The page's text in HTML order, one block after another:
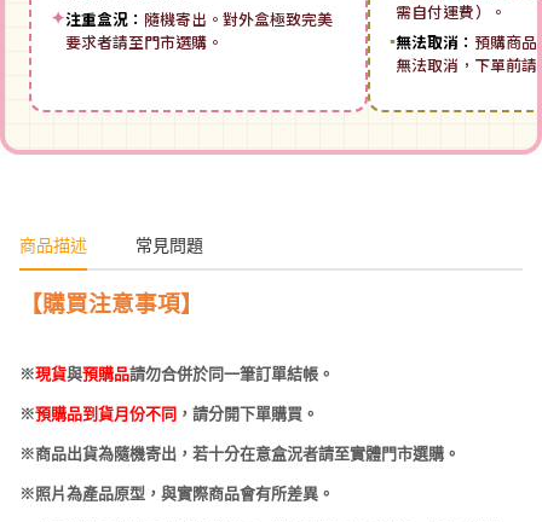
✦注重盒況： 隨機寄出。對外盒極致完美
要求者請至門市選購。
需自付運費）。
▪無法取消： 預購商品
無法取消，下單前
商品描述 常見問題
【購買注意事項】
※現貨與預購品請勿合併於同一筆訂單結帳。
※預購品到貨月份不同 ，請分開下單購買。
※商品出貨為隨機寄出，若十分在意盒況者請至實體門市選購。
※照片為產品原型，與實際商品會有所差異。